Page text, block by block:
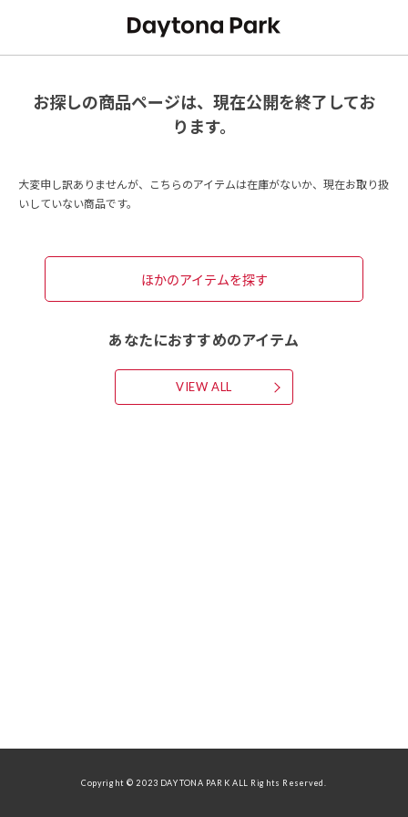
お探しの商品ページは、現在公開を終了してお
ります。
大変申し訳ありませんが、こちらのアイテムは在庫がないか、現在お取り扱
いしていない商品です。
ほかのアイテムを探す
あなたにおすすめのアイテム
VIEW ALL
Copyright © 2023 DAYTONA PARK ALL Rights Reserved.